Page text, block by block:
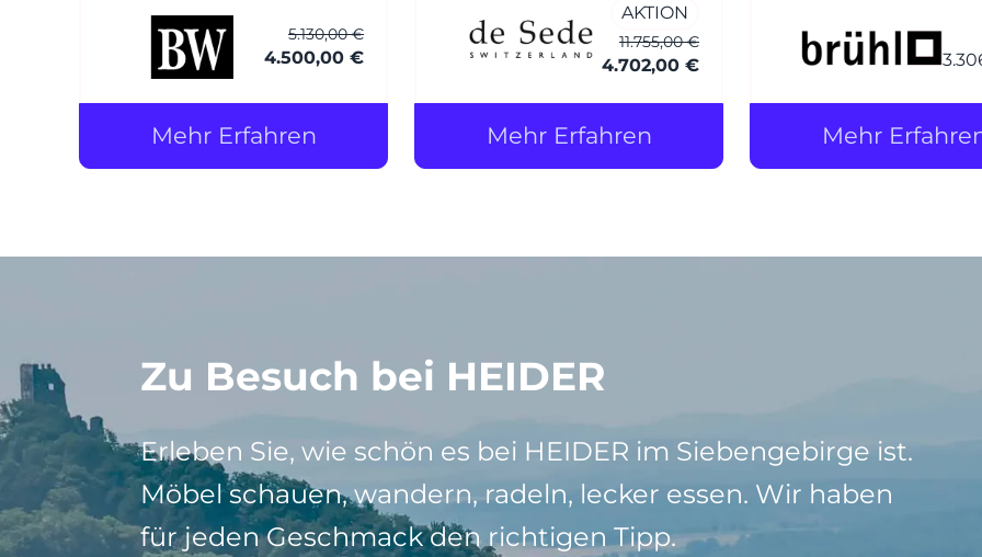
Normandie grau mit Keder
Füsse: Esche wengefarbig
cm Bezug: Leder (1)
5.130,00 €
4.500,00 €
Mehr Erfahren
AKTION
11.755,00 €
4.702,00 €
Mehr Erfahren
weichere, einladender
Polsterung ergänzt –
Mehr
Zu Besuch bei HEIDER
Erleben Sie, wie schön es bei HEIDER im Siebengebirge ist.
Möbel schauen, wandern, radeln, lecker essen. Wir haben
für jeden Geschmack den richtigen Tipp.